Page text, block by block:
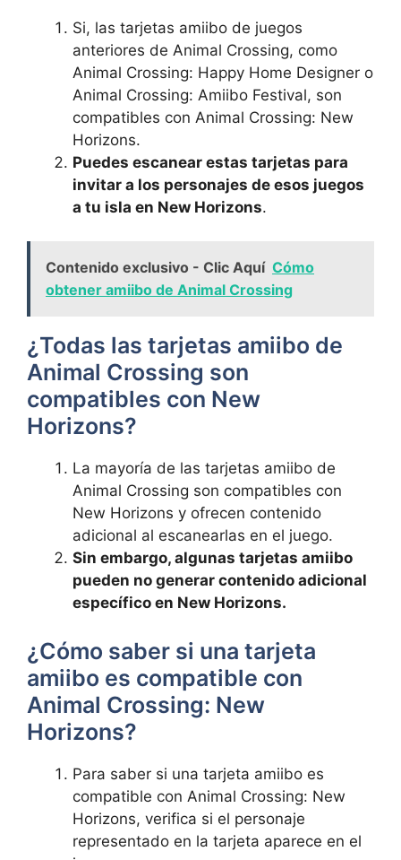
Si, las ⁣tarjetas‍ amiibo de⁣ juegos
anteriores de‌ Animal Crossing,⁢ como
Animal‍ Crossing: Happy Home Designer o⁢
Animal Crossing: Amiibo Festival, son
compatibles ‍con Animal Crossing: New
Horizons.
Puedes escanear estas tarjetas para
invitar a los⁤ personajes de esos juegos
a ⁢tu isla en ⁣New Horizons.
Contenido exclusivo - Clic Aquí Cómo
obtener amiibo de Animal Crossing
¿Todas ⁣las tarjetas amiibo de
Animal ⁢Crossing son
⁢compatibles con New‍
Horizons?
La mayoría ⁢de‍ las tarjetas amiibo de
Animal Crossing son compatibles con
New Horizons y ofrecen contenido
⁢adicional al escanearlas en el juego.
Sin embargo, algunas tarjetas amiibo
pueden ⁤no generar contenido adicional
‌específico en New Horizons.
¿Cómo saber si una tarjeta‍
amiibo es compatible ‍con
Animal Crossing: ​New
Horizons?
Para saber si una tarjeta amiibo es
compatible con ⁢Animal Crossing: New
Horizons, ‌verifica si el personaje
⁣representado ‍en ⁤la⁢ tarjeta aparece en el